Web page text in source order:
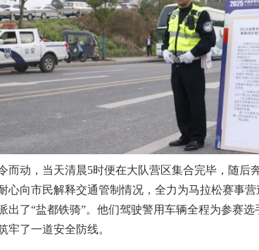
动，当天清晨5时便在大队营区集合完毕，随后
心向市民解释交通管制情况，全力为马拉松赛事营
了“盐都铁骑”。他们驾驶警用车辆全程为参赛选
牢了一道安全防线。